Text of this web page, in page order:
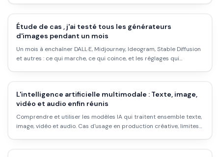
Étude de cas , j'ai testé tous les générateurs
d'images pendant un mois
Un mois à enchaîner DALL·E, Midjourney, Ideogram, Stable Diffusion
et autres : ce qui marche, ce qui coince, et les réglages qui
L'intelligence artificielle multimodale : Texte, image,
vidéo et audio enfin réunis
Comprendre et utiliser les modèles IA qui traitent ensemble texte,
image, vidéo et audio. Cas d'usage en production créative, limites